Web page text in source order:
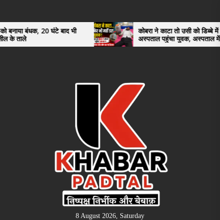
the
content
20 घंटे बाद भी
कोबरा ने काटा तो उसी को डिब्बे में बंद कर
अस्पताल पहुंचा युवक, अस्पताल में देखकर
भी रह गए हैरान
8 August 2026, Saturday